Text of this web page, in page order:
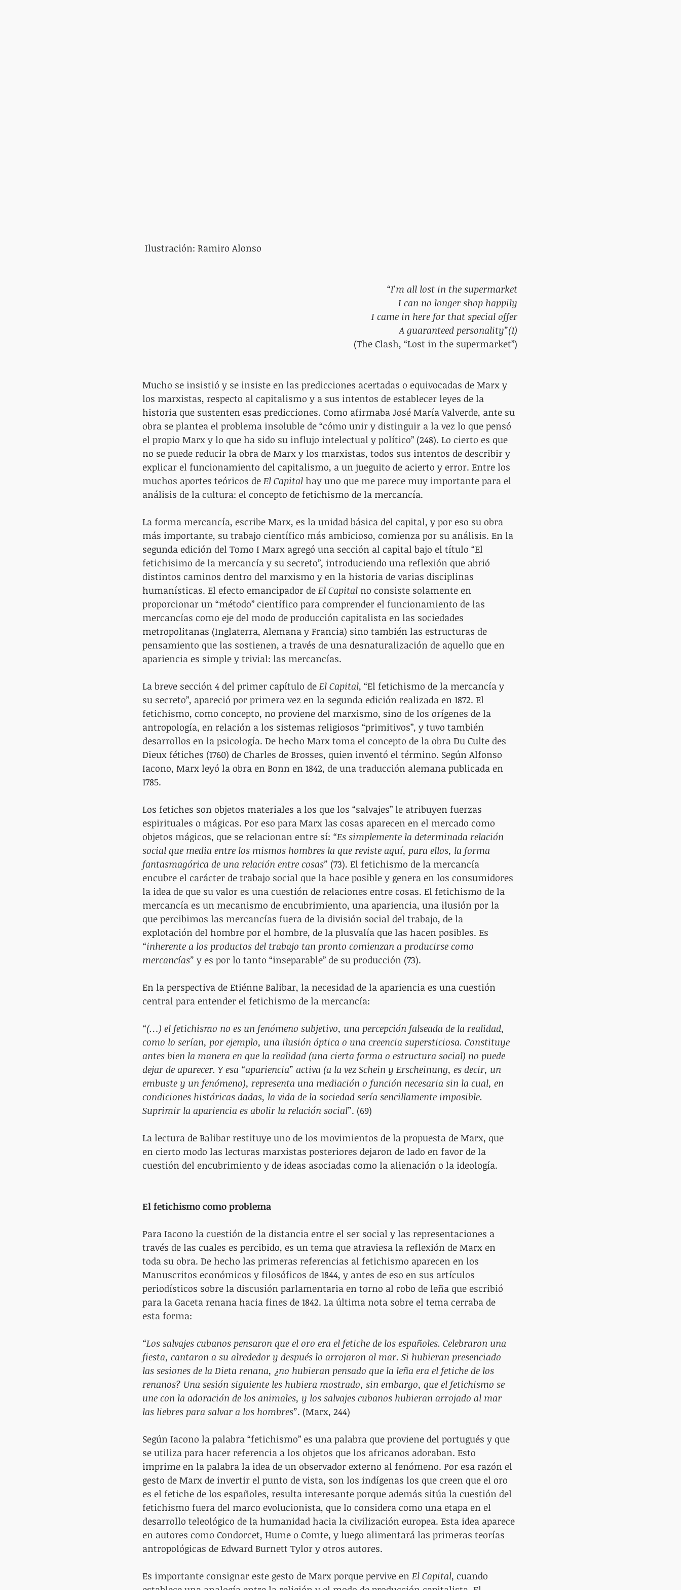
Ilustración: Ramiro Alonso
“I'm all lost in the supermarket
I can no longer shop happily
I came in here for that special offer
A guaranteed personality”(1)
(The Clash, “Lost in the supermarket”)
Mucho se insistió y se insiste en las predicciones acertadas o equivocadas de Marx y
los marxistas, respecto al capitalismo y a sus intentos de establecer leyes de la
historia que sustenten esas predicciones. Como afirmaba José María Valverde, ante su
obra se plantea el problema insoluble de “cómo unir y distinguir a la vez lo que pensó
el propio Marx y lo que ha sido su influjo intelectual y político” (248). Lo cierto es que
no se puede reducir la obra de Marx y los marxistas, todos sus intentos de describir y
explicar el funcionamiento del capitalismo, a un jueguito de acierto y error. Entre los
muchos aportes teóricos de El Capital hay uno que me parece muy importante para el
análisis de la cultura: el concepto de fetichismo de la mercancía.
La forma mercancía, escribe Marx, es la unidad básica del capital, y por eso su obra
más importante, su trabajo científico más ambicioso, comienza por su análisis. En la
segunda edición del Tomo I Marx agregó una sección al capital bajo el título “El
fetichisimo de la mercancía y su secreto”, introduciendo una reflexión que abrió
distintos caminos dentro del marxismo y en la historia de varias disciplinas
humanísticas. El efecto emancipador de El Capital no consiste solamente en
proporcionar un “método” científico para comprender el funcionamiento de las
mercancías como eje del modo de producción capitalista en las sociedades
metropolitanas (Inglaterra, Alemana y Francia) sino también las estructuras de
pensamiento que las sostienen, a través de una desnaturalización de aquello que en
apariencia es simple y trivial: las mercancías.
La breve sección 4 del primer capítulo de El Capital, “El fetichismo de la mercancía y
su secreto”, apareció por primera vez en la segunda edición realizada en 1872. El
fetichismo, como concepto, no proviene del marxismo, sino de los orígenes de la
antropología, en relación a los sistemas religiosos “primitivos”, y tuvo también
desarrollos en la psicología. De hecho Marx toma el concepto de la obra Du Culte des
Dieux fétiches (1760) de Charles de Brosses, quien inventó el término. Según Alfonso
Iacono, Marx leyó la obra en Bonn en 1842, de una traducción alemana publicada en
1785.
Los fetiches son objetos materiales a los que los “salvajes” le atribuyen fuerzas
espirituales o mágicas. Por eso para Marx las cosas aparecen en el mercado como
objetos mágicos, que se relacionan entre sí: “Es simplemente la determinada relación
social que media entre los mismos hombres la que reviste aquí, para ellos, la forma
fantasmagórica de una relación entre cosas” (73). El fetichismo de la mercancía
encubre el carácter de trabajo social que la hace posible y genera en los consumidores
la idea de que su valor es una cuestión de relaciones entre cosas. El fetichismo de la
mercancía es un mecanismo de encubrimiento, una apariencia, una ilusión por la
que percibimos las mercancías fuera de la división social del trabajo, de la
explotación del hombre por el hombre, de la plusvalía que las hacen posibles. Es
“inherente a los productos del trabajo tan pronto comienzan a producirse como
mercancías” y es por lo tanto “inseparable” de su producción (73).
En la perspectiva de Etiénne Balibar, la necesidad de la apariencia es una cuestión
central para entender el fetichismo de la mercancía:
“(…) el fetichismo no es un fenómeno subjetivo, una percepción falseada de la realidad,
como lo serían, por ejemplo, una ilusión óptica o una creencia supersticiosa. Constituye
antes bien la manera en que la realidad (una cierta forma o estructura social) no puede
dejar de aparecer. Y esa “apariencia” activa (a la vez Schein y Erscheinung, es decir, un
embuste y un fenómeno), representa una mediación o función necesaria sin la cual, en
condiciones históricas dadas, la vida de la sociedad sería sencillamente imposible.
Suprimir la apariencia es abolir la relación social”. (69)
La lectura de Balibar restituye uno de los movimientos de la propuesta de Marx, que
en cierto modo las lecturas marxistas posteriores dejaron de lado en favor de la
cuestión del encubrimiento y de ideas asociadas como la alienación o la ideología.
El fetichismo como problema
Para Iacono la cuestión de la distancia entre el ser social y las representaciones a
través de las cuales es percibido, es un tema que atraviesa la reflexión de Marx en
toda su obra. De hecho las primeras referencias al fetichismo aparecen en los
Manuscritos económicos y filosóficos de 1844, y antes de eso en sus artículos
periodísticos sobre la discusión parlamentaria en torno al robo de leña que escribió
para la Gaceta renana hacia fines de 1842. La última nota sobre el tema cerraba de
esta forma:
“Los salvajes cubanos pensaron que el oro era el fetiche de los españoles. Celebraron una
fiesta, cantaron a su alrededor y después lo arrojaron al mar. Si hubieran presenciado
las sesiones de la Dieta renana, ¿no hubieran pensado que la leña era el fetiche de los
renanos? Una sesión siguiente les hubiera mostrado, sin embargo, que el fetichismo se
une con la adoración de los animales, y los salvajes cubanos hubieran arrojado al mar
las liebres para salvar a los hombres”. (Marx, 244)
Según Iacono la palabra “fetichismo” es una palabra que proviene del portugués y que
se utiliza para hacer referencia a los objetos que los africanos adoraban. Esto
imprime en la palabra la idea de un observador externo al fenómeno. Por esa razón el
gesto de Marx de invertir el punto de vista, son los indígenas los que creen que el oro
es el fetiche de los españoles, resulta interesante porque además sitúa la cuestión del
fetichismo fuera del marco evolucionista, que lo considera como una etapa en el
desarrollo teleológico de la humanidad hacia la civilización europea. Esta idea aparece
en autores como Condorcet, Hume o Comte, y luego alimentará las primeras teorías
antropológicas de Edward Burnett Tylor y otros autores.
Es importante consignar este gesto de Marx porque pervive en El Capital, cuando